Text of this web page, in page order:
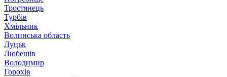
Тростянець
Турбів
Хмільник
Волинська область
Луцьк
Любешів
Володимир
Горохів